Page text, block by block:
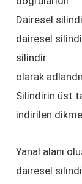
Dairesel
dairesel
silindir
olarak
Silindirin üst
indirilen
Yanal alanı
dairesel